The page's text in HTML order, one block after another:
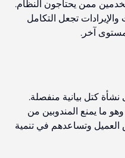
ممن يحتاجون النظام.
تجعل التكامل
مستوى آخر.
نشأة كتل بيانية منفصلة.
ما يمنع المندوبين من
وتساعدهم في تنمية